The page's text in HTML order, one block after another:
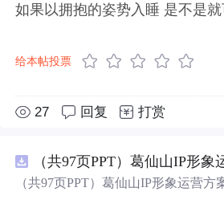
如果以拥抱的姿势入睡 是不是
给本帖投票
27 回复 打赏
（共97页PPT）葛仙山IP形象
（共97页PPT）葛仙山IP形象运营方